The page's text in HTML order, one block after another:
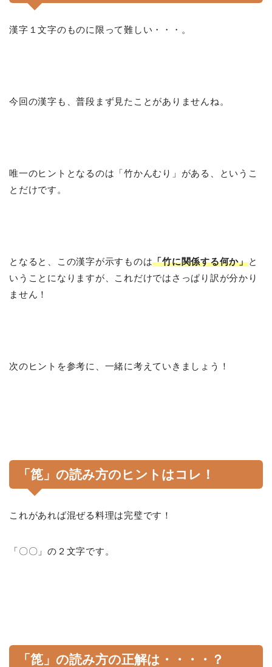
漢字１文字のものに限って難しい・・・。
今回の漢字も、普段まず見たことがありませんね。
唯一のヒントとなるのは「竹かんむり」がある、というこ
とだけです。
となると、この漢字が示すものは「竹に関係する何か」と
いうことになりますが、これだけではさっぱり訳が分かり
ません！
次のヒントを参考に、一緒に考えていきましょう！
「箆」の読み方のヒントはコレ！
これがあれば混ぜる料理は完璧です！
「〇〇」の２文字です。
「箆」の読み方の正解は・・・・？